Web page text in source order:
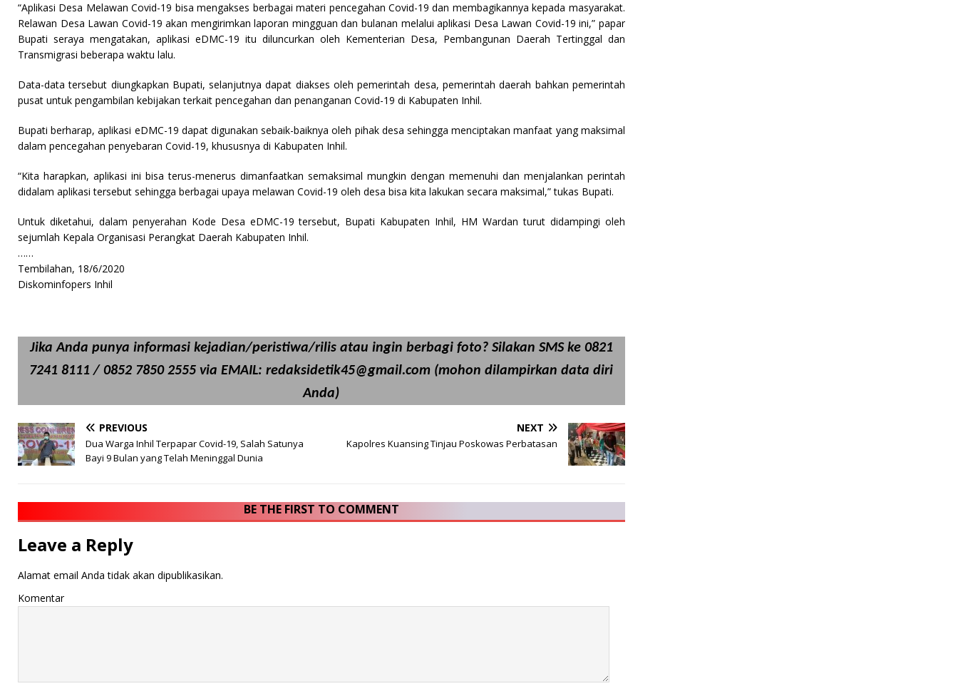
“Aplikasi Desa Melawan Covid-19 bisa mengakses berbagai materi pencegahan Covid-19 dan membagikannya kepada masyarakat.
Relawan Desa Lawan Covid-19 akan mengirimkan laporan mingguan dan bulanan melalui aplikasi Desa Lawan Covid-19 ini,” papar
Bupati seraya mengatakan, aplikasi eDMC-19 itu diluncurkan oleh Kementerian Desa, Pembangunan Daerah Tertinggal dan
Transmigrasi beberapa waktu lalu.
Data-data tersebut diungkapkan Bupati, selanjutnya dapat diakses oleh pemerintah desa, pemerintah daerah bahkan pemerintah
pusat untuk pengambilan kebijakan terkait pencegahan dan penanganan Covid-19 di Kabupaten Inhil.
Bupati berharap, aplikasi eDMC-19 dapat digunakan sebaik-baiknya oleh pihak desa sehingga menciptakan manfaat yang maksimal
dalam pencegahan penyebaran Covid-19, khususnya di Kabupaten Inhil.
“Kita harapkan, aplikasi ini bisa terus-menerus dimanfaatkan semaksimal mungkin dengan memenuhi dan menjalankan perintah
didalam aplikasi tersebut sehingga berbagai upaya melawan Covid-19 oleh desa bisa kita lakukan secara maksimal,” tukas Bupati.
Untuk diketahui, dalam penyerahan Kode Desa eDMC-19 tersebut, Bupati Kabupaten Inhil, HM Wardan turut didampingi oleh
sejumlah Kepala Organisasi Perangkat Daerah Kabupaten Inhil.
……
Tembilahan, 18/6/2020
Diskominfopers Inhil
Jika Anda punya informasi kejadian/peristiwa/rilis atau ingin berbagi foto? Silakan SMS ke 0821
7241 8111 / 0852 7850 2555 via EMAIL: redaksidetik45@gmail.com (mohon dilampirkan data diri
Anda)
PREVIOUS
Dua Warga Inhil Terpapar Covid-19, Salah Satunya
Bayi 9 Bulan yang Telah Meninggal Dunia
NEXT
Kapolres Kuansing Tinjau Poskowas Perbatasan
BE THE FIRST TO COMMENT
Leave a Reply
Alamat email Anda tidak akan dipublikasikan.
Komentar